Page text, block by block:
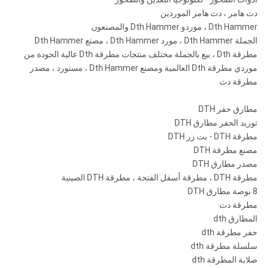
دث هامر ، دث هامر الموردين
Dth Hammer ، موردو Dth Hammer والمصنعون
الجملة Dth Hammer ، مورد Dth Hammer ، مصنع Dth Hammer
مطرقة Dth ، بيع بالجملة مختلف منتجات مطرقة Dth عالية الجودة من
موردي مطرقة Dth العالمية ومصنع Dth Hammer ، مستورد ، مصدر
مطرقة دث
مطارق حفر DTH
توريد الحفر مطارق DTH
مطرقة DTH - بت زر DTH
مصنع مطرقة DTH
مصدر مطارق DTH
مطرقة DTH ، مطرقة أسفل الفتحة ، مطرقة DTH الصينية
8 بوصة مطارق DTH
مطرقة دث
المطارق dth
حفر مطرقة dth
سلسلة مطرقة dth
صلابة المطرقة dth